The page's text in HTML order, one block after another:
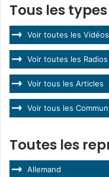
Tous les
Voir toutes les Vidéos
Voir toutes les Radios
Voir tous les Articles
Voir tous les
Toutes les
Allemand